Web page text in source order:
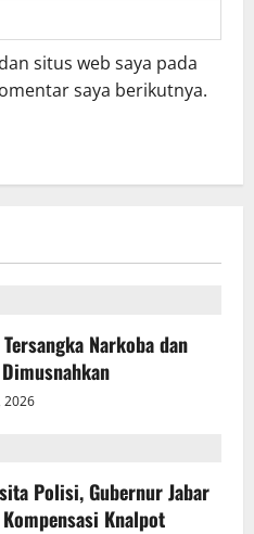
situs web saya pada
saya berikutnya.
Narkoba dan
2026
Polisi, Gubernur Jabar
Knalpot